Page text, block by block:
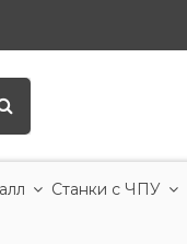
Станки с ЧПУ